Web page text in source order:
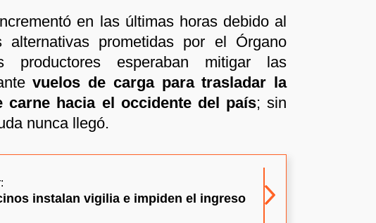
en las últimas horas debido al
alternativas prometidas por el Órgano
productores esperaban mitigar las
vuelos de carga para trasladar la
carne hacia el occidente del país; sin
nunca llegó.
instalan vigilia e impiden el ingreso